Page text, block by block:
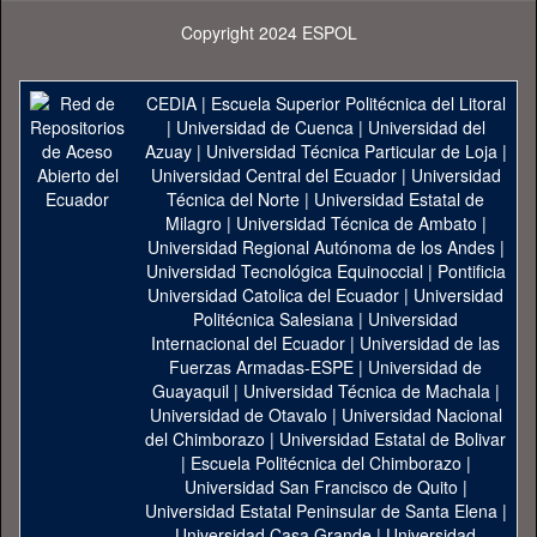
Copyright 2024 ESPOL
CEDIA| Escuela Superior Politécnica del Litoral
| Universidad de Cuenca| Universidad del
Azuay| Universidad Técnica Particular de Loja|
Universidad Central del Ecuador| Universidad
Técnica del Norte | Universidad Estatal de
Milagro | Universidad Técnica de Ambato |
Universidad Regional Autónoma de los Andes|
Universidad Tecnológica Equinoccial| Pontificia
Universidad Catolica del Ecuador | Universidad
Politécnica Salesiana | Universidad
Internacional del Ecuador | Universidad de las
Fuerzas Armadas-ESPE | Universidad de
Guayaquil| Universidad Técnica de Machala|
Universidad de Otavalo | Universidad Nacional
del Chimborazo | Universidad Estatal de Bolivar
| Escuela Politécnica del Chimborazo |
Universidad San Francisco de Quito |
Universidad Estatal Peninsular de Santa Elena|